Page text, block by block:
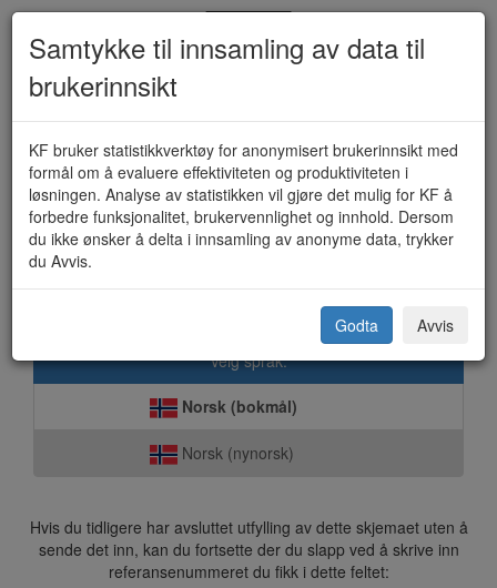
Voksenopplæring - Individuell
tilrettelagt opplæring (KF-225)
Velg språk:
Norsk (bokmål)
Norsk (nynorsk)
Hvis du tidligere har avsluttet utfylling av dette skjemaet uten å
sende det inn, kan du fortsette der du slapp ved å skrive inn
referansenummeret du fikk i dette feltet:
Samtykke til innsamling av data til
brukerinnsikt
KF bruker statistikkverktøy for anonymisert brukerinnsikt med
formål om å evaluere effektiviteten og produktiviteten i
løsningen. Analyse av statistikken vil gjøre det mulig for KF å
forbedre funksjonalitet, brukervennlighet og innhold. Dersom
du ikke ønsker å delta i innsamling av anonyme data, trykker
du Avvis.
Godta Avvis